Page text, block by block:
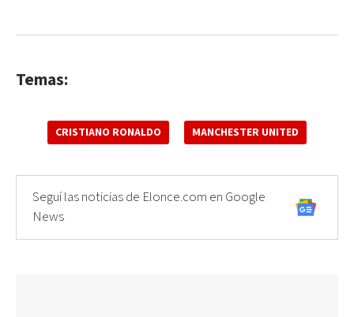
Temas:
CRISTIANO RONALDO MANCHESTER UNITED
Seguí las noticias de Elonce.com en Google
News